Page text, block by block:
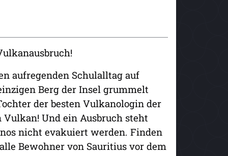
aufregenden Schulalltag auf
Berg der Insel grummelt
der besten Vulkanologin der
Vulkan! Und ein Ausbruch steht
nicht evakuiert werden. Finden
Bewohner von Sauritius vor dem